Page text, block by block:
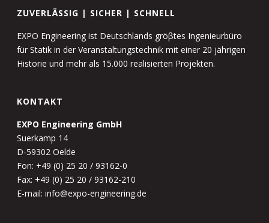
ZUVERLÄSSIG | SICHER | SCHNELL
EXPO Engineering ist Deutschlands gröβtes Ingenieurbüro
für Statik in der Veranstaltungstechnik mit einer 20 jährigen
Historie und mehr als 15.000 realisierten Projekten.
KONTAKT
EXPO Engineering GmbH
Suerkamp 14
D-59302 Oelde
Fon: +49 (0) 25 20 / 93162-0
Fax: +49 (0) 25 20 / 93162-210
E-mail: info@expo-engineering.de